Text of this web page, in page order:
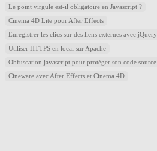
Le point virgule est-il obligatoire en Javascript ?
Cinema 4D Lite pour After Effects
Enregistrer les clics sur des liens externes avec jQuery
Utiliser HTTPS en local sur Apache
Obfuscation javascript pour protéger son code source
Cineware avec After Effects et Cinema 4D